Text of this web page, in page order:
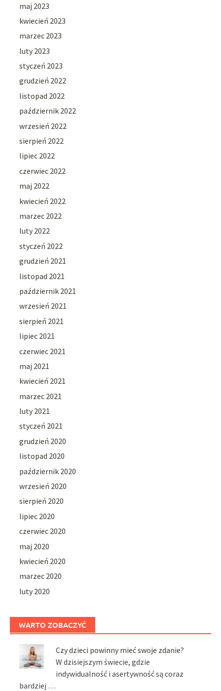
maj 2023
kwiecień 2023
marzec 2023
luty 2023
styczeń 2023
grudzień 2022
listopad 2022
październik 2022
wrzesień 2022
sierpień 2022
lipiec 2022
czerwiec 2022
maj 2022
kwiecień 2022
marzec 2022
luty 2022
styczeń 2022
grudzień 2021
listopad 2021
październik 2021
wrzesień 2021
sierpień 2021
lipiec 2021
czerwiec 2021
maj 2021
kwiecień 2021
marzec 2021
luty 2021
styczeń 2021
grudzień 2020
listopad 2020
październik 2020
wrzesień 2020
sierpień 2020
lipiec 2020
czerwiec 2020
maj 2020
kwiecień 2020
marzec 2020
luty 2020
WARTO ZOBACZYĆ
Czy dzieci powinny mieć swoje zdanie?
W dzisiejszym świecie, gdzie
indywidualność i asertywność są coraz
bardziej …